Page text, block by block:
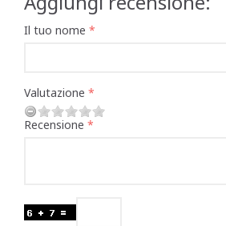
Il tuo nome
Valutazione
Recensione